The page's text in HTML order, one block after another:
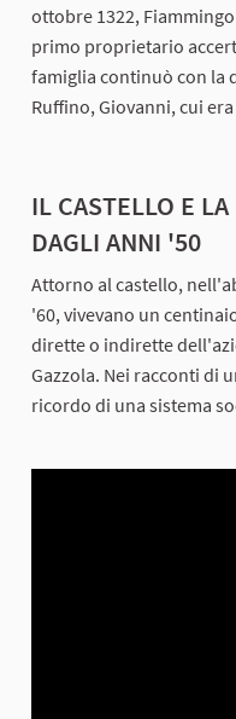
ottobre 1322,
primo proprietario
famiglia continuò con la
Ruffino, Giovanni, cui
IL CASTELLO E
DAGLI ANNI '50
Attorno al castello,
'60, vivevano un
dirette o indirette
Gazzola. Nei racconti di
ricordo di una sistema